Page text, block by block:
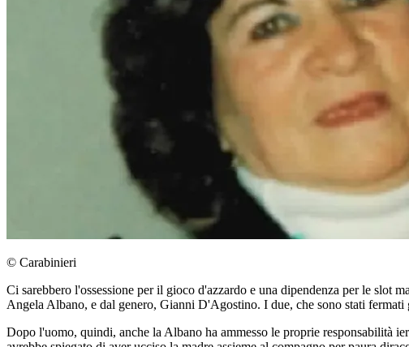
© Carabinieri
Ci sarebbero l'ossessione per il gioco d'azzardo e una dipendenza per le slot
Angela Albano, e dal genero, Gianni D'Agostino. I due, che sono stati fermati
Dopo l'uomo, quindi, anche la Albano ha ammesso le proprie responsabilità